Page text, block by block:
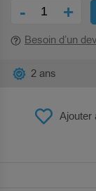
- +
Besoin d’un
Ajouter
2 ans